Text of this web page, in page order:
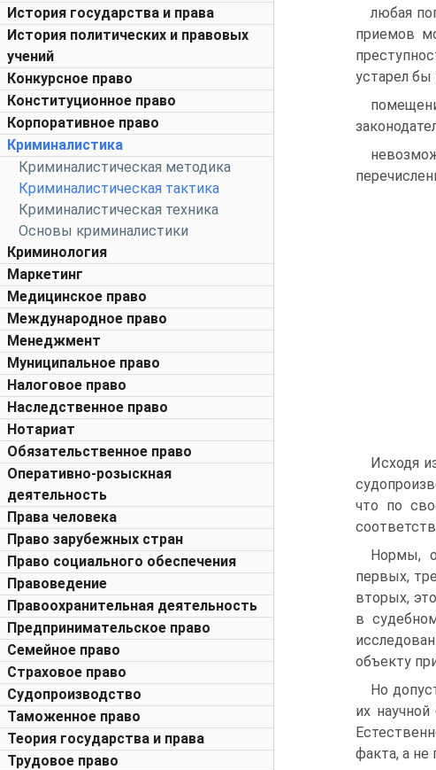
История государства и права
История политических и правовых
учений
Конкурсное право
Конституционное право
Корпоративное право
Криминалистика
Криминалистическая методика
Криминалистическая тактика
Криминалистическая техника
Основы криминалистики
Криминология
Маркетинг
Медицинское право
Международное право
Менеджмент
Муниципальное право
Налоговое право
Наследственное право
Нотариат
Обязательственное право
Оперативно-розыскная
деятельность
Права человека
Право зарубежных стран
Право социального обеспечения
Правоведение
Правоохранительная деятельность
Предпринимательское право
Семейное право
Страховое право
Судопроизводство
Таможенное право
Теория государства и права
Трудовое право
любая
приемов
устарел бы
Исходя
что по
Нормы,
первых,
вторых,
в
объекту
Но
их
факта, а не